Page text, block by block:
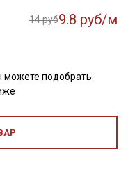
14 руб9.8 руб/м
можете подобрать